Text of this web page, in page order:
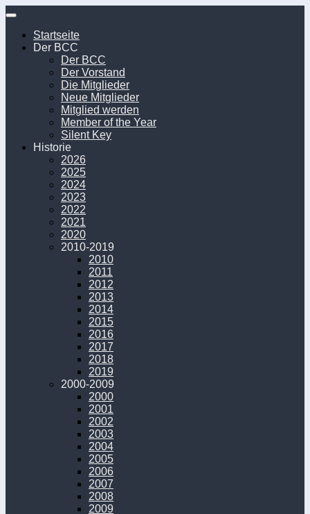
Unter
Inhalt
Startseite
Der BCC
Der BCC
Der Vorstand
Die Mitglieder
Neue Mitglieder
Mitglied werden
Member of the Year
Silent Key
Historie
2026
2025
2024
2023
2022
2021
2020
2010-2019
2010
2011
2012
2013
2014
2015
2016
2017
2018
2019
2000-2009
2000
2001
2002
2003
2004
2005
2006
2007
2008
2009